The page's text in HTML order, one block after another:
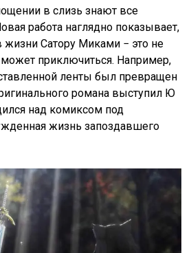
в слизь знают все
работа наглядно показывает,
Сатору Миками − это не
приключиться. Например,
ленты был превращен
романа выступил Ю
над комиксом под
жизнь запоздавшего